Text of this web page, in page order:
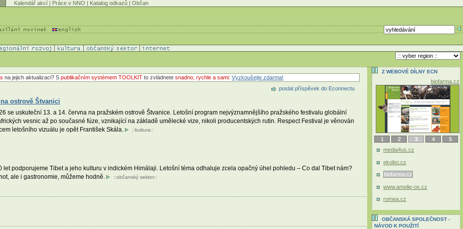
Kalendář akcí | Práce v NNO | Katalog odkazů | Občan
na jejich aktualizaci? S publikačním systémem TOOLKIT to zvládnete snadno, rychle a sami: Vyzkoušejte zdarma!
poslat příspěvek do Econnectu
ostrově Štvanici
se uskuteční 13. a 14. června na pražském ostrově Štvanice. Letošní program nejvýznamnějšího pražského festivalu globální
vesnic až po současné fúze, vznikající na základě umělecké vize, nikoli producentských rutin. Respect Festival je věnován
letošního vizuálu je opět František Skála.
::kultura::
let podporujeme Tibet a jeho kulturu v indickém Himálaji. Letošní téma odhaluje zcela opačný úhel pohledu – Co dal Tibet nám?
ale i gastronomie, můžeme hodně.
::občanský sektor::
Z WEBOVÉ DÍLNY ECN
biofarma.cz
1 2 3 4
5
media4us.cz
ekolist.cz
biofarma.cz
www.amelie-os.cz
romea.cz
OBČANSKÁ SPOLEČNOST -
NÁVOD K POUŽITÍ